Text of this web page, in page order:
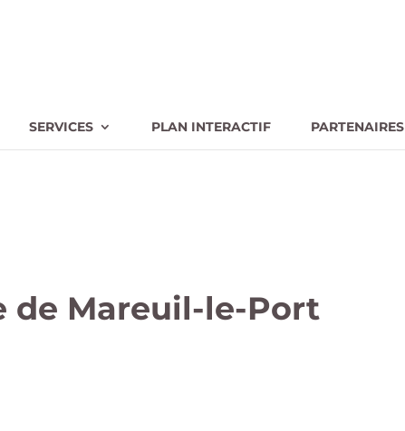
SERVICES PLAN INTERACTIF PARTENAIRES
de Mareuil-le-Port